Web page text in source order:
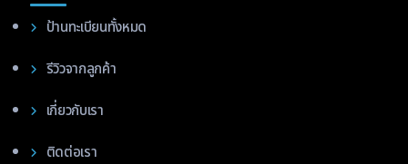
ป้านทะเบียนทั้งหมด
รีวิวจากลูกค้า
เกี่ยวกับเรา
ติดต่อเรา